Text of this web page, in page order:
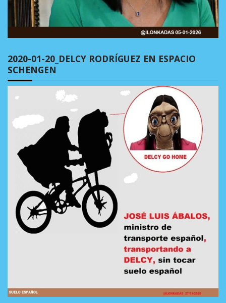
2020-01-20_DELCY RODRÍGUEZ EN ESPACIO
SCHENGEN